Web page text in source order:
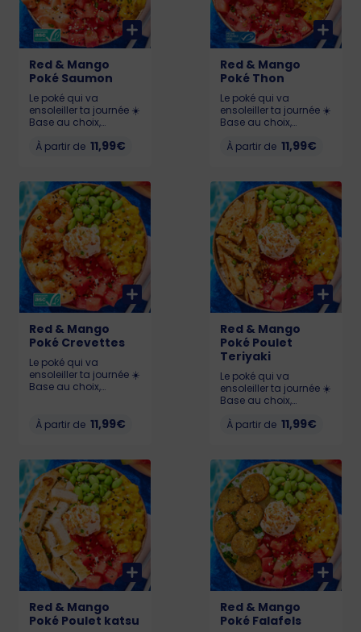
Red & Mango
Poké Saumon
Le poké qui va
ensoleiller ta journée ☀️
Base au choix,
de mangue 🥭,
(Saumon certifié ASC)
Allergènes : Poisson,
gluten, soja, lait,
sésame KCAL : LIL :
526 - MED : 719 - BIG :
990
À partir de 11,99€
Red & Mango
Poké Thon
Le poké qui va
ensoleiller ta journée ☀️
Base au choix,
de mangue 🥭,
(labellisé MSC)
Allergènes : Poisson,
gluten, soja, lait,
sésame, sulfites KCAL
: LIL : 503 - MED : 673 -
BIG : 922
À partir de 11,99€
Red & Mango
Poké Crevettes
Le poké qui va
ensoleiller ta journée ☀️
Base au choix,
Edamame, Cream
Cheese et Crevettes
Allergènes : Crustacés,
gluten, soja, lait,
sésame KCAL : LIL : 532
- MED : 633 - BIG : 844
À partir de 11,99€
Red & Mango
Poké Poulet
Teriyaki
Le poké qui va
ensoleiller ta journée ☀️
Base au choix,
de mangue 🥭,
Teriyaki. Allergènes :
Gluten, soja, lait,
sésame KCAL : LIL :
487 - MED : 666 - BIG :
899
À partir de 11,99€
Red & Mango
Poké Poulet katsu
Red & Mango
Poké Falafels